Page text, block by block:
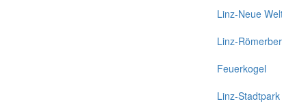
Linz-Neue
Linz-
Feuerkogel
Linz-Stadtpark